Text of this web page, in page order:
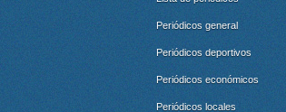
Periódicos general
Periódicos deportivos
Periódicos económicos
Periódicos locales